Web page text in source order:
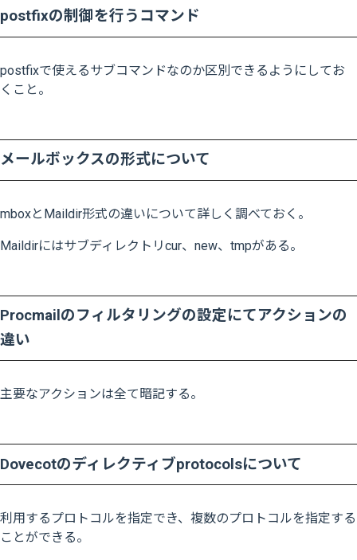
postfixの制御を行うコマンド
postfixで使えるサブコマンドなのか区別できるようにしてお
くこと。
メールボックスの形式について
mboxとMaildir形式の違いについて詳しく調べておく。
Maildirにはサブディレクトリcur、new、tmpがある。
Procmailのフィルタリングの設定にてアクションの
違い
主要なアクションは全て暗記する。
Dovecotのディレクティブprotocolsについて
利用するプロトコルを指定でき、複数のプロトコルを指定する
ことができる。